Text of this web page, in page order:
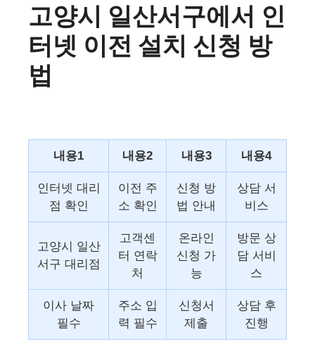
고양시 일산서구에서 인
터넷 이전 설치 신청 방
법
내용1 내용2 내용3 내용4
인터넷 대리
점 확인
이전 주
소 확인
신청 방
법 안내
상담 서
비스
고양시 일산
서구 대리점
고객센
터 연락
처
온라인
신청 가
능
방문 상
담 서비
스
이사 날짜
필수
주소 입
력 필수
신청서
제출
상담 후
진행